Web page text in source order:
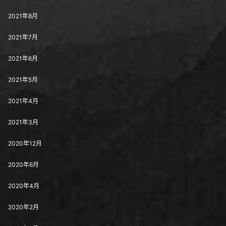
2021年8月
2021年7月
2021年6月
2021年5月
2021年4月
2021年3月
2020年12月
2020年6月
2020年4月
2020年2月